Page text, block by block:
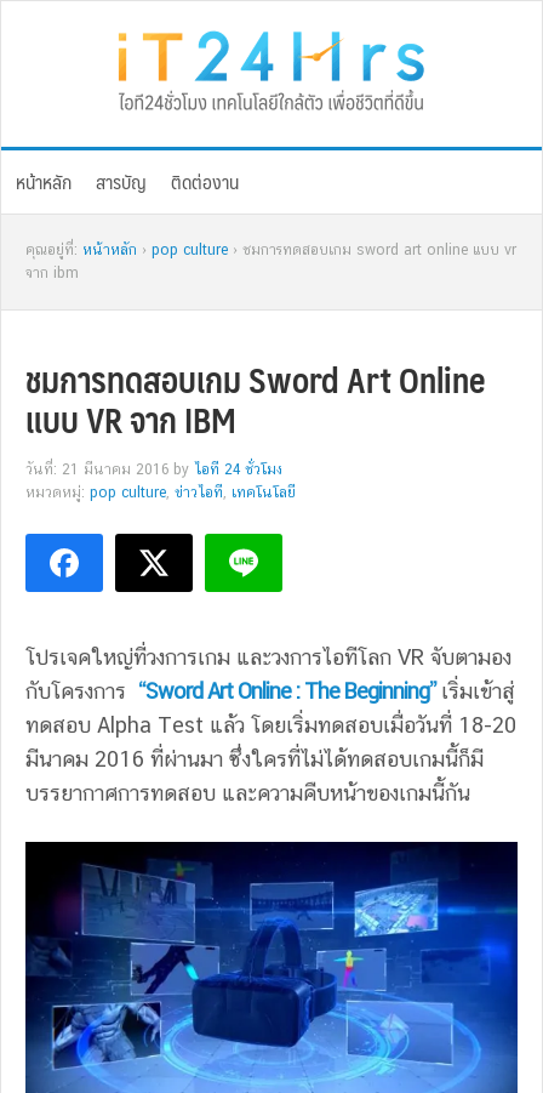
หน้าหลัก สารบัญ ติดต่องาน
คุณอยู่ที่: หน้าหลัก › pop culture › ชมการทดสอบเกม sword art online แบบ vr
จาก ibm
ชมการทดสอบเกม Sword Art Online
แบบ VR จาก IBM
วันที่: 21 มีนาคม 2016 by ไอที 24 ชั่วโมง
หมวดหมู่: pop culture, ข่าวไอที, เทคโนโลยี
โปรเจคใหญ่ที่วงการเกม และวงการไอทีโลก VR จับตามอง
กับโครงการ “Sword Art Online : The Beginning” เริ่มเข้าสู่
ทดสอบ Alpha Test แล้ว โดยเริ่มทดสอบเมื่อวันที่ 18-20
มีนาคม 2016 ที่ผ่านมา ซึ่งใครที่ไม่ได้ทดสอบเกมนี้ก็มี
บรรยากาศการทดสอบ และความคืบหน้าของเกมนี้กัน